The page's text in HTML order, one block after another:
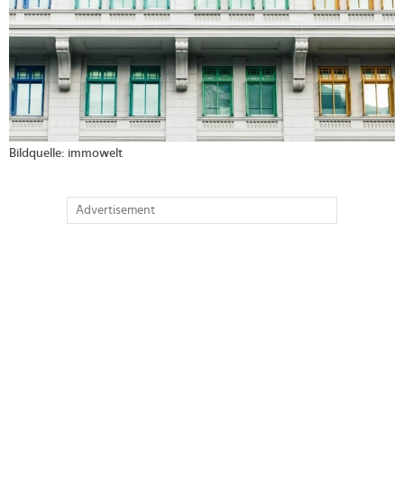
Bildquelle: immowelt
Advertisement